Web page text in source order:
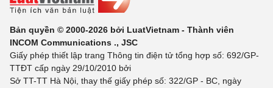
Bản quyền © 2000-2026 bởi LuatVietnam - Thành viên
INCOM Communications ., JSC
Giấy phép thiết lập trang Thông tin điện tử tổng hợp số: 692/GP-
TTĐT cấp ngày 29/10/2010 bởi
Sở TT-TT Hà Nội, thay thế giấy phép số: 322/GP - BC, ngày